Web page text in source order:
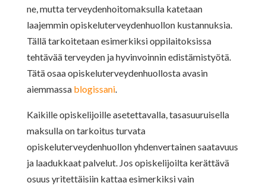
ne, mutta terveydenhoitomaksulla katetaan
laajemmin opiskeluterveydenhuollon kustannuksia.
Tällä tarkoitetaan esimerkiksi oppilaitoksissa
tehtävää terveyden ja hyvinvoinnin edistämistyötä.
Tätä osaa opiskeluterveydenhuollosta avasin
aiemmassa blogissani.
Kaikille opiskelijoille asetettavalla, tasasuuruisella
maksulla on tarkoitus turvata
opiskeluterveydenhuollon yhdenvertainen saatavuus
ja laadukkaat palvelut. Jos opiskelijoilta kerättävä
osuus yritettäisiin kattaa esimerkiksi vain